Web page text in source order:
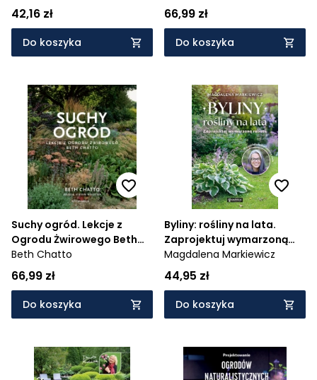
42,16 zł
Do koszyka
66,99 zł
Do koszyka
Suchy ogród. Lekcje z
Ogrodu Żwirowego Beth
Chatto
Beth Chatto
66,99 zł
Do koszyka
Byliny: rośliny na lata.
Zaprojektuj wymarzoną
rabatę
Magdalena Markiewicz
44,95 zł
Do koszyka